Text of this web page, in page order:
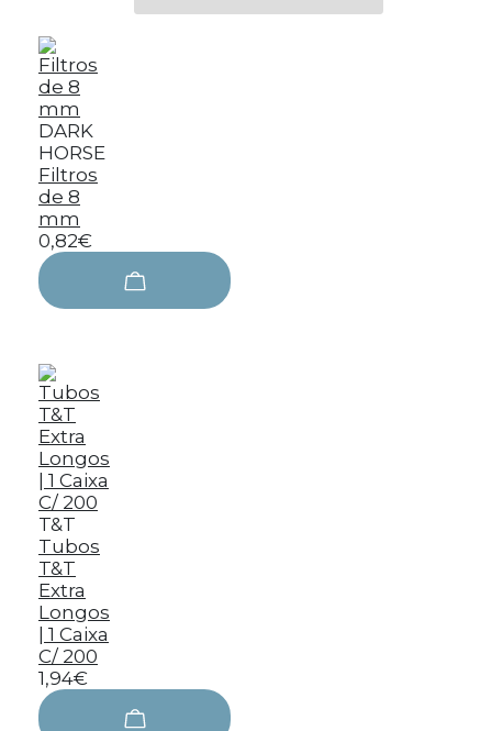
DARK
HORSE
Filtros
de 8
mm
0,82€
T&T
Tubos
T&T
Extra
Longos
| 1 Caixa
C/ 200
1,94€